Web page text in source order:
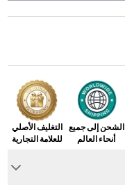
الشحن إلى جميع
أنحاء العالم
التغليف الأصلي
للعلامة التجارية